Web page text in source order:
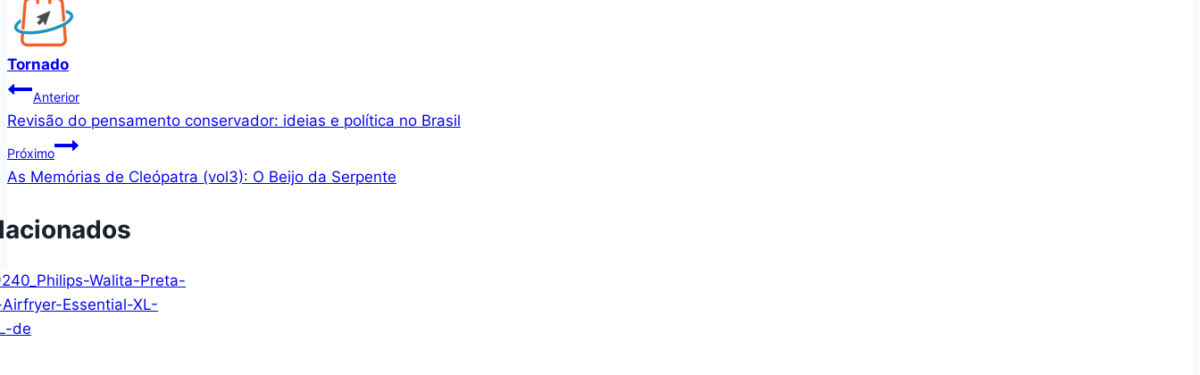
Tornado
Navegação
de
Post
Anterior
Revisão do pensamento conservador: ideias e política no Brasil
Próximo
As Memórias de Cleópatra (vol3): O Beijo da Serpente